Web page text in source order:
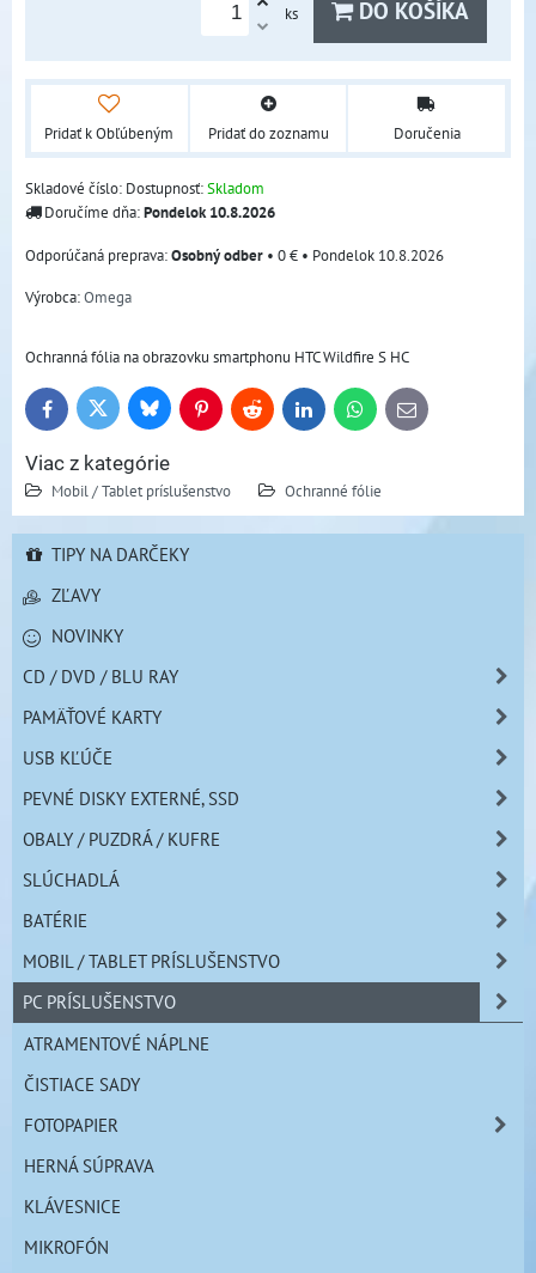
ks DO KOŠÍKA
Pridať k Obľúbeným Pridať do zoznamu Doručenia
Skladové číslo: Dostupnosť:Skladom
Doručíme dňa:Pondelok10.8.2026
Osobný odber • 0 € • Pondelok 10.8.2026
Výrobca:Omega
Ochranná fólia na obrazovku smartphonu HTC Wildfire S HC
FacebookTwitter BlueskyPinterestReddit LinkedInWhatsApp
E-
mail
Viac z kategórie
Mobil / Tablet príslušenstvo Ochranné fólie
TIPY NA DARČEKY
ZĽAVY
NOVINKY
CD / DVD / BLU RAY
PAMÄŤOVÉ KARTY
USB KĽÚČE
PEVNÉ DISKY EXTERNÉ, SSD
OBALY / PUZDRÁ / KUFRE
SLÚCHADLÁ
BATÉRIE
MOBIL / TABLET PRÍSLUŠENSTVO
PC PRÍSLUŠENSTVO
ATRAMENTOVÉ NÁPLNE
ČISTIACE SADY
FOTOPAPIER
HERNÁ SÚPRAVA
KLÁVESNICE
MIKROFÓN